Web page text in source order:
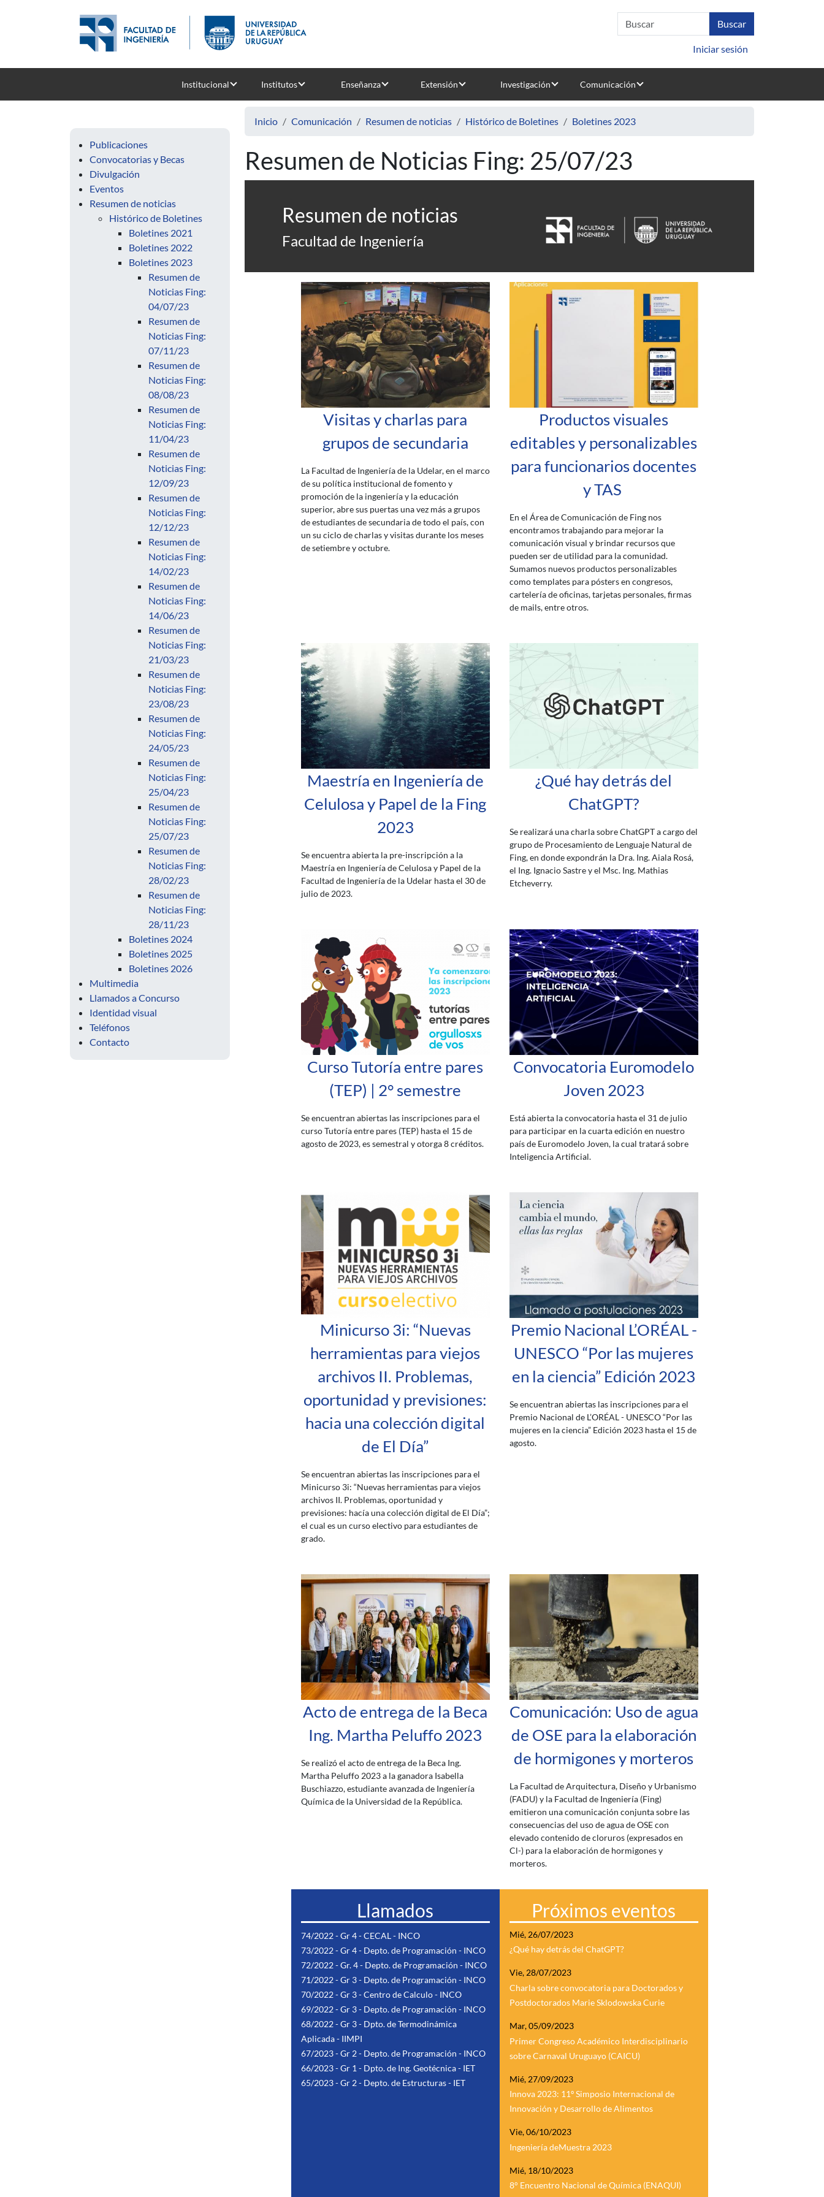
Iniciar sesión
Institucional Institutos Enseñanza Extensión Investigación Comunicación
Publicaciones
Convocatorias y Becas
Divulgación
Eventos
Resumen de noticias
Histórico de Boletines
Boletines 2021
Boletines 2022
Boletines 2023
Resumen de
Noticias Fing:
04/07/23
Resumen de
Noticias Fing:
07/11/23
Resumen de
Noticias Fing:
08/08/23
Resumen de
Noticias Fing:
11/04/23
Resumen de
Noticias Fing:
12/09/23
Resumen de
Noticias Fing:
12/12/23
Resumen de
Noticias Fing:
14/02/23
Resumen de
Noticias Fing:
14/06/23
Resumen de
Noticias Fing:
21/03/23
Resumen de
Noticias Fing:
23/08/23
Resumen de
Noticias Fing:
24/05/23
Resumen de
Noticias Fing:
25/04/23
Resumen de
Noticias Fing:
25/07/23
Resumen de
Noticias Fing:
28/02/23
Resumen de
Noticias Fing:
28/11/23
Boletines 2024
Boletines 2025
Boletines 2026
Multimedia
Llamados a Concurso
Identidad visual
Teléfonos
Contacto
Inicio Comunicación Resumen de noticias Histórico de Boletines Boletines 2023
Resumen de Noticias Fing: 25/07/23
Resumen de noticias
Facultad de Ingeniería
Visitas y charlas para
grupos de secundaria
La Facultad de Ingeniería de la Udelar, en el marco
de su política institucional de fomento y
promoción de la ingeniería y la educación
superior, abre sus puertas una vez más a grupos
de estudiantes de secundaria de todo el país, con
un su ciclo de charlas y visitas durante los meses
de setiembre y octubre.
Productos visuales
editables y personalizables
para funcionarios docentes
y TAS
En el Área de Comunicación de Fing nos
encontramos trabajando para mejorar la
comunicación visual y brindar recursos que
pueden ser de utilidad para la comunidad.
Sumamos nuevos productos personalizables
como templates para pósters en congresos,
cartelería de oficinas, tarjetas personales, firmas
de mails, entre otros.
Maestría en Ingeniería de
Celulosa y Papel de la Fing
2023
Se encuentra abierta la pre-inscripción a la
Maestría en Ingeniería de Celulosa y Papel de la
Facultad de Ingeniería de la Udelar hasta el 30 de
julio de 2023.
¿Qué hay detrás del
ChatGPT?
Se realizará una charla sobre ChatGPT a cargo del
grupo de Procesamiento de Lenguaje Natural de
Fing, en donde expondrán la Dra. Ing. Aiala Rosá,
el Ing. Ignacio Sastre y el Msc. Ing. Mathias
Etcheverry.
Curso Tutoría entre pares
(TEP) | 2° semestre
Se encuentran abiertas las inscripciones para el
curso Tutoría entre pares (TEP) hasta el 15 de
agosto de 2023, es semestral y otorga 8 créditos.
Convocatoria Euromodelo
Joven 2023
Está abierta la convocatoria hasta el 31 de julio
para participar en la cuarta edición en nuestro
país de Euromodelo Joven, la cual tratará sobre
Inteligencia Artificial.
Minicurso 3i: “Nuevas
herramientas para viejos
archivos II. Problemas,
oportunidad y previsiones:
hacia una colección digital
de El Día”
Se encuentran abiertas las inscripciones para el
Minicurso 3i: “Nuevas herramientas para viejos
archivos II. Problemas, oportunidad y
previsiones: hacía una colección digital de El Día”;
el cual es un curso electivo para estudiantes de
grado.
Premio Nacional L’ORÉAL -
UNESCO “Por las mujeres
en la ciencia” Edición 2023
Se encuentran abiertas las inscripciones para el
Premio Nacional de L’ORÉAL - UNESCO “Por las
mujeres en la ciencia” Edición 2023 hasta el 15 de
agosto.
Acto de entrega de la Beca
Ing. Martha Peluffo 2023
Se realizó el acto de entrega de la Beca Ing.
Martha Peluffo 2023 a la ganadora Isabella
Buschiazzo, estudiante avanzada de Ingeniería
Química de la Universidad de la República.
Comunicación: Uso de agua
de OSE para la elaboración
de hormigones y morteros
La Facultad de Arquitectura, Diseño y Urbanismo
(FADU) y la Facultad de Ingeniería (Fing)
emitieron una comunicación conjunta sobre las
consecuencias del uso de agua de OSE con
elevado contenido de cloruros (expresados en
Cl-) para la elaboración de hormigones y
morteros.
Llamados
74/2022 - Gr 4 - CECAL - INCO
73/2022 - Gr 4 - Depto. de Programación - INCO
72/2022 - Gr. 4 - Depto. de Programación - INCO
71/2022 - Gr 3 - Depto. de Programación - INCO
70/2022 - Gr 3 - Centro de Calculo - INCO
69/2022 - Gr 3 - Depto. de Programación - INCO
68/2022 - Gr 3 - Dpto. de Termodinámica
Aplicada - IIMPI
67/2023 - Gr 2 - Depto. de Programación - INCO
66/2023 - Gr 1 - Dpto. de Ing. Geotécnica - IET
65/2023 - Gr 2 - Depto. de Estructuras - IET
Próximos eventos
Mié, 26/07/2023
¿Qué hay detrás del ChatGPT?
Vie, 28/07/2023
Charla sobre convocatoria para Doctorados y
Postdoctorados Marie Sklodowska Curie
Mar, 05/09/2023
Primer Congreso Académico Interdisciplinario
sobre Carnaval Uruguayo (CAICU)
Mié, 27/09/2023
Innova 2023: 11º Simposio Internacional de
Innovación y Desarrollo de Alimentos
Vie, 06/10/2023
Ingeniería deMuestra 2023
Mié, 18/10/2023
8° Encuentro Nacional de Química (ENAQUI)